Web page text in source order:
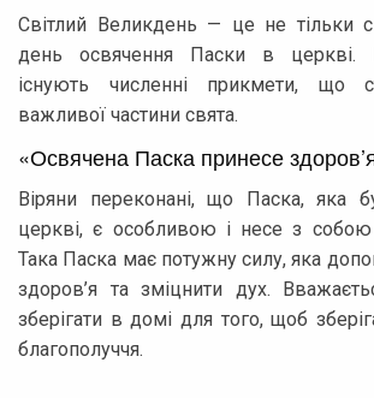
Світлий Великдень — це не тільки
день освячення Паски в церкві.
існують численні прикмети, що
важливої частини свята.
«Освячена Паска принесе
Віряни переконані, що Паска, яка
церкві, є особливою і несе з собою
Така Паска має потужну силу, яка
здоров’я та зміцнити дух.
зберігати в домі для того, щоб
благополуччя.